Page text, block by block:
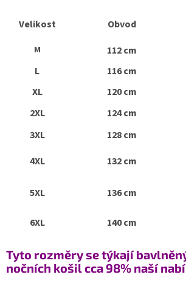
Velikost Obvod
M
112 cm
L
116 cm
XL
120 cm
2XL
124 cm
3XL
128 cm
4XL
132 cm
5XL 136 cm
6XL 140 cm
Tyto rozměry se týkají
nočních košil cca 98% naší